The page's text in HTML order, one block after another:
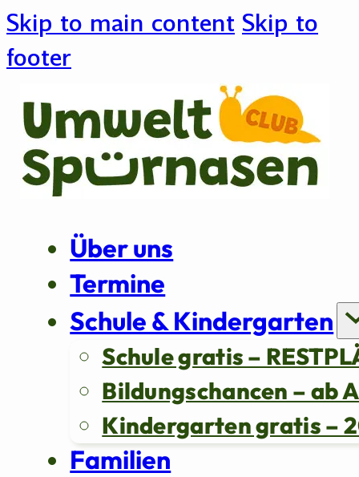
Skip to main content Skip to
footer
Über uns
Termine
Schule & Kindergarten
Schule gratis –
Bildungschancen – ab
Kindergarten gratis –
Familien